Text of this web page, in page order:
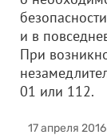
и в
При
01 или
17 апреля 2016